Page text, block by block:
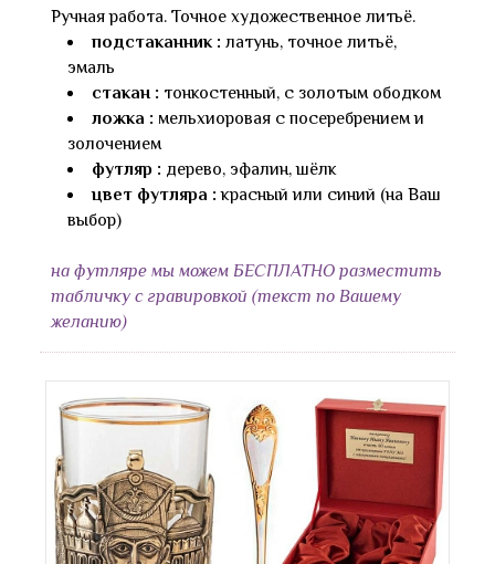
Ручная работа. Точное художественное литьё.
подстаканник : латунь, точное литьё,
эмаль
стакан : тонкостенный, с золотым ободком
ложка : мельхиоровая с посеребрением и
золочением
футляр : дерево, эфалин, шёлк
цвет футляра : красный или синий (на Ваш
выбор)
на футляре мы можем БЕСПЛАТНО разместить
табличку с гравировкой (текст по Вашему
желанию)